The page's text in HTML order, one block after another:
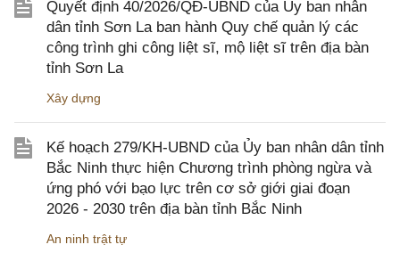
Quyết định 40/2026/QĐ-UBND của Ủy ban nhân
dân tỉnh Sơn La ban hành Quy chế quản lý các
công trình ghi công liệt sĩ, mộ liệt sĩ trên địa bàn
tỉnh Sơn La
Xây dựng
Kế hoạch 279/KH-UBND của Ủy ban nhân dân tỉnh
Bắc Ninh thực hiện Chương trình phòng ngừa và
ứng phó với bạo lực trên cơ sở giới giai đoạn
2026 - 2030 trên địa bàn tỉnh Bắc Ninh
An ninh trật tự